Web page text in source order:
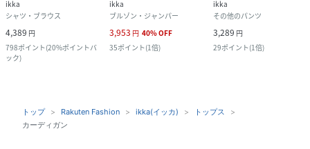
ikka
シャツ・ブラウス
4,389 円
798ポイント(20%ポイントバ
ック)
ikka
ブルゾン・ジャンパー
3,953 円 40%OFF
35ポイント(1倍)
ikka
その他のパンツ
3,289 円
29ポイント(1倍)
トップ Rakuten Fashion ikka(イッカ)
トップス
カーディガン